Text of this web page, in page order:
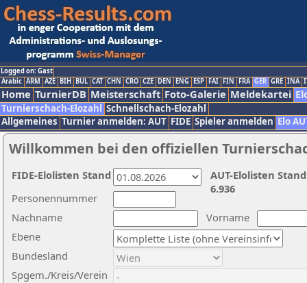
Logged on: Gast
Arabic ARM AZE BIH BUL CAT CHN CRO CZE DEN ENG ESP FAI FIN FRA GER GRE INA
Home TurnierDB Meisterschaft Foto-Galerie Meldekartei
Turnierschach-Elozahl Schnellschach-Elozahl
Allgemeines Turnier anmelden: AUT FIDE Spieler anmelden Elo
Willkommen bei den offiziellen
Nachname
Vorname
Ebene
Personennummer
Bundesland
Spgem./Kreis/Verein
AUT-Elolisten
6.936
FIDE-Elolisten Stand